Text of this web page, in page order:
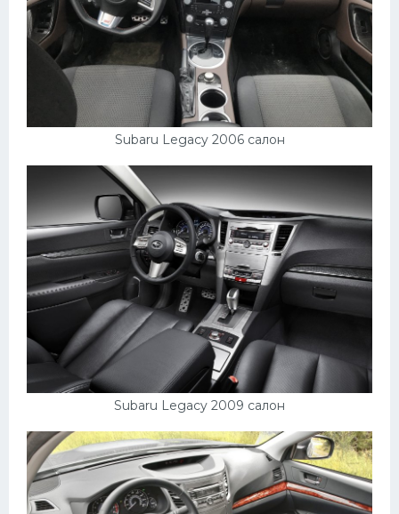
Subaru Legacy 2006 салон
Subaru Legacy 2009 салон
Грузовики
Шевроле
Поезда
Мотоциклы
Ямаха
Додж
Эмблемы
Спецтехника